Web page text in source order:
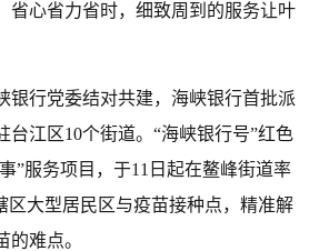
省心省力省时，细致周到的服务让叶
银行党委结对共建，海峡银行首批派
江区10个街道。“海峡银行号”红色
”服务项目，于11日起在鳌峰街道率
区大型居民区与疫苗接种点，精准解
难点。